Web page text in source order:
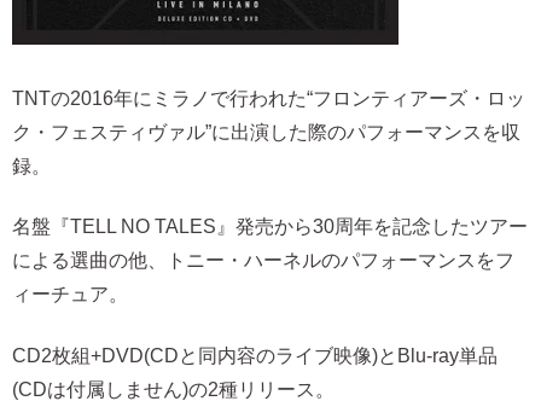
TNTの2016年にミラノで行われた“フロンティアーズ・ロッ
ク・フェスティヴァル”に出演した際のパフォーマンスを収
録。
名盤『TELL NO TALES』発売から30周年を記念したツアー
による選曲の他、トニー・ハーネルのパフォーマンスをフ
ィーチュア。
CD2枚組+DVD(CDと同内容のライブ映像)とBlu-ray単品
(CDは付属しません)の2種リリース。